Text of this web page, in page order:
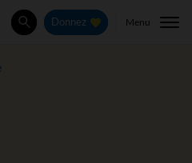
Rechercher
Donnez Menu